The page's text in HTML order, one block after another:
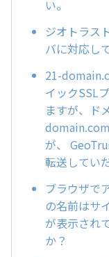
い。
ジオトラス
バに対応し
21-
イックSSL
ますが、ド
が、
転送してい
ブラウザで
の名前はサ
が表示され
か？